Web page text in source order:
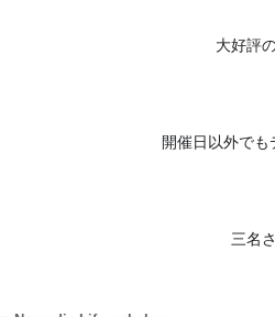
大好評
開催日以外で
三名